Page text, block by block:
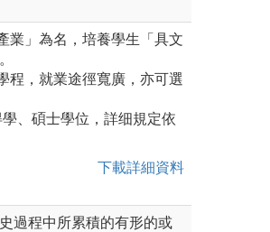
業」為名，培養學生「具文
程，就業途徑寬廣，亦可選
、碩士學位，詳细規定依
下載詳細資料
過程中所累積的有形的或